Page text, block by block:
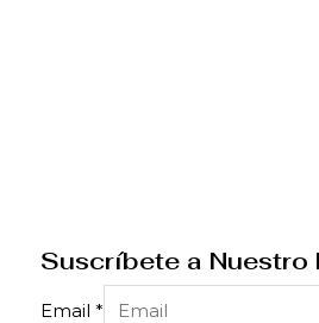
Suscríbete a Nuestro
Email *